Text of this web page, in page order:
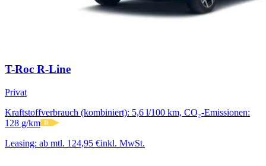
T-Roc R-Line
Privat
Kraftstoffverbrauch (kombiniert): 5,6 l/100 km, CO₂-Emissionen:
128 g/km D
Leasing: ab mtl. 124,95 €inkl. MwSt.